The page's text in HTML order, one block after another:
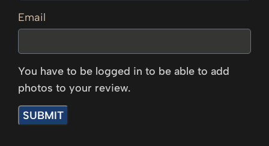
Email
You have to be logged in to be able to add
photos to your review.